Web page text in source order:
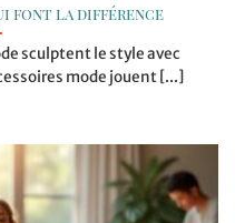
font la différence
sculptent le style avec
mode jouent [...]